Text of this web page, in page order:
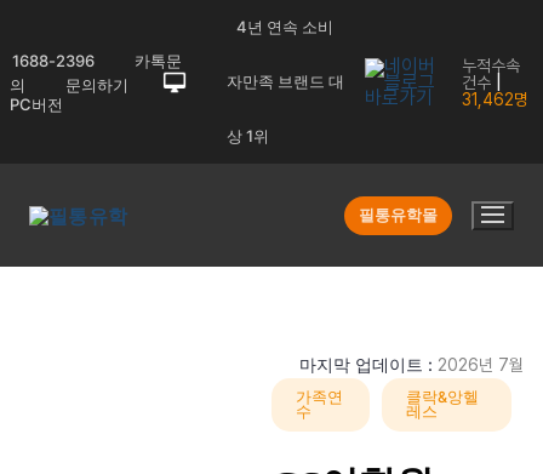
츠
로
1688-2396
카톡문
의
문의하기
PC버전
4년 연속 소비
자만족 브랜드 대
상 1위
누적수속
건수|
31,462명
필통유학몰
마지막 업데이트 : 2026년 7월
가족연
수
클락&앙헬
레스